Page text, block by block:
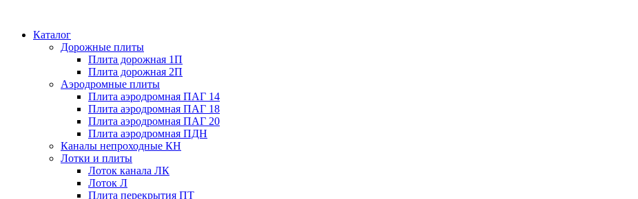
Каталог
Дорожные плиты
Плита дорожная 1П
Плита дорожная 2П
Аэродромные плиты
Плита аэродромная ПАГ 14
Плита аэродромная ПАГ 18
Плита аэродромная ПАГ 20
Плита аэродромная ПДН
Каналы непроходные КН
Лотки и плиты
Лоток канала ЛК
Лоток Л
Плита перекрытия ПТ